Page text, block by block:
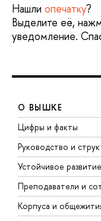
Нашли опечатку?
Выделите её,
уведомление.
О ВЫШКЕ
Цифры и факты
Руководство и
Устойчивое
Преподаватели и
Корпуса и